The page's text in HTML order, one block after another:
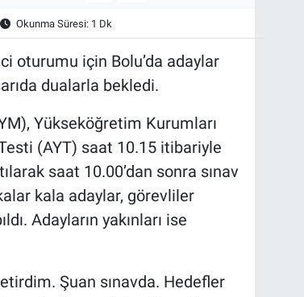
Okunma Süresi: 1 Dk
oturumu için Bolu’da adaylar
dualarla bekledi.
Yükseköğretim Kurumları
(AYT) saat 10.15 itibariyle
saat 10.00’dan sonra sınav
kala adaylar, görevliler
Adayların yakınları ise
Şuan sınavda. Hedefler